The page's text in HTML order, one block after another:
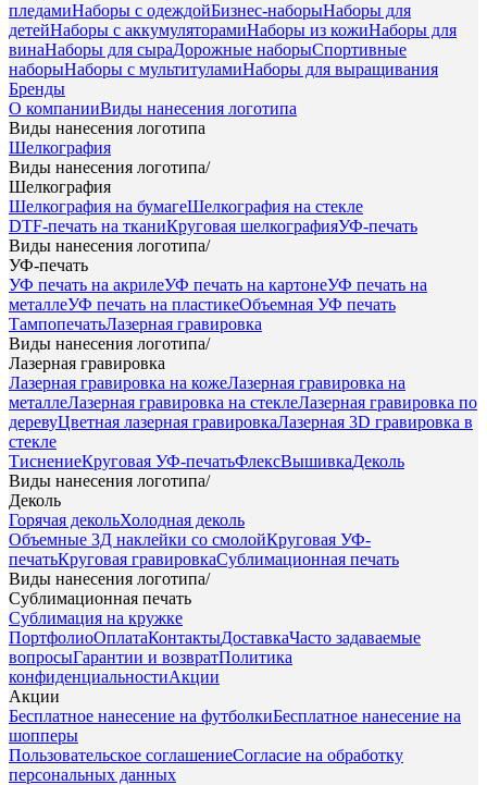
пледамиНаборы с одеждойБизнес-наборыНаборы для
детейНаборы с аккумуляторамиНаборы из кожиНаборы для
винаНаборы для сыраДорожные наборыСпортивные
наборыНаборы с мультитуламиНаборы для выращивания
Бренды
О компанииВиды нанесения логотипа
Виды нанесения логотипа
Шелкография
Виды нанесения логотипа/
Шелкография
Шелкография на бумагеШелкография на стекле
DTF-печать на тканиКруговая шелкографияУФ-печать
Виды нанесения логотипа/
УФ-печать
УФ печать на акрилеУФ печать на картонеУФ печать на
металлеУФ печать на пластикеОбъемная УФ печать
ТампопечатьЛазерная гравировка
Виды нанесения логотипа/
Лазерная гравировка
Лазерная гравировка на кожеЛазерная гравировка на
металлеЛазерная гравировка на стеклеЛазерная гравировка по
деревуЦветная лазерная гравировкаЛазерная 3D гравировка в
стекле
ТиснениеКруговая УФ-печатьФлексВышивкаДеколь
Виды нанесения логотипа/
Деколь
Горячая декольХолодная деколь
Объемные 3Д наклейки со смолойКруговая УФ-
печатьКруговая гравировкаСублимационная печать
Виды нанесения логотипа/
Сублимационная печать
Сублимация на кружке
ПортфолиоОплатаКонтактыДоставкаЧасто задаваемые
вопросыГарантии и возвратПолитика
конфиденциальностиАкции
Акции
Бесплатное нанесение на футболкиБесплатное нанесение на
шопперы
Пользовательское соглашениеСогласие на обработку
персональных данных